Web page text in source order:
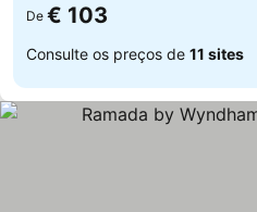
De € 103
Consulte os preços de 11 sites